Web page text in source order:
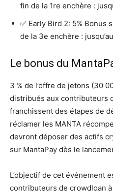
fin de la 1re enchère :
✅ Early Bird 2: 5% Bonus
de la 3e enchère :
Le bonus du
3 % de l’offre de jetons (30
distribués aux contributeurs
franchissent des étapes de
réclamer les MANTA
devront déposer des actifs
sur MantaPay dès le
L’objectif de cet événement
contributeurs de crowdloan